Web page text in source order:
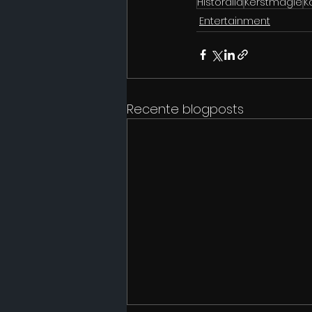
Entertainment
Recente blogposts